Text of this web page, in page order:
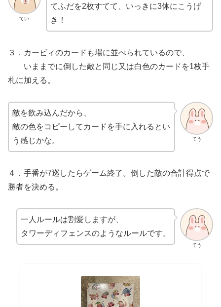
てい
てふだを2枚すてて、いっきに3体にこうげ
き！
３．カービィのカードも場に並べられているので、
いままでに倒した敵と同じ又は白色のカードを1枚手
札に加える。
てう
敵を飲み込んだから、
敵の色をコピーしてカードを手に入れるとい
う感じかな。
４．手番が7巡したらゲーム終了。倒した敵の合計得点で
勝者を決める。
てう
一人ルールは割愛しますが、
タワーディフェンスのようなルールです。